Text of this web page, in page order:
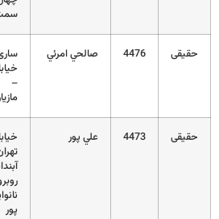
حقیقی 4476 صالحي امرئي
–
مازیار 16
حقیقی 4473 علي پور
پور